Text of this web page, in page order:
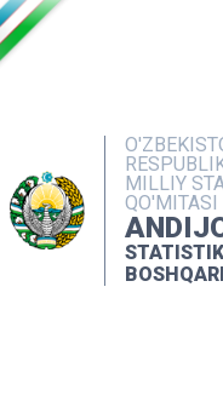
MILLIY
QO'MITASI